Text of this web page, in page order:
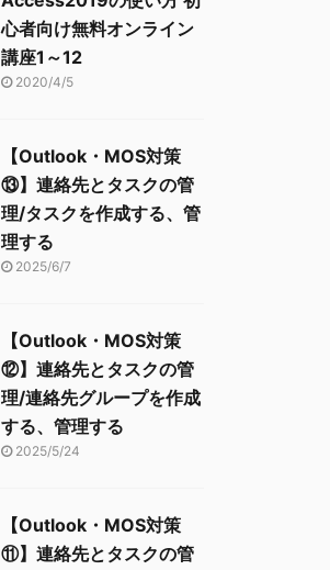
心者向け無料オンライン
講座1～12
2020/4/5
【Outlook・MOS対策
⑬】連絡先とタスクの管
理/タスクを作成する、管
理する
2025/6/7
【Outlook・MOS対策
⑫】連絡先とタスクの管
理/連絡先グループを作成
する、管理する
2025/5/24
【Outlook・MOS対策
⑪】連絡先とタスクの管